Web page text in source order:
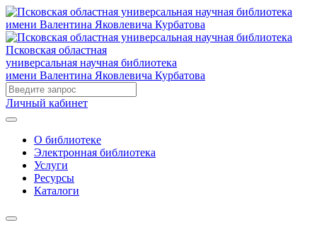
Псковская областная
универсальная научная библиотека
имени Валентина Яковлевича Курбатова
Личный кабинет
О библиотеке
Электронная библиотека
Услуги
Ресурсы
Каталоги